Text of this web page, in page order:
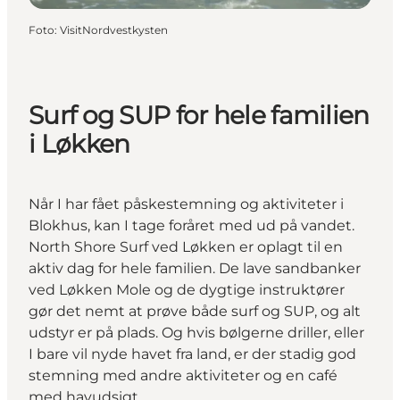
Foto: VisitNordvestkysten
Surf og SUP for hele familien
i Løkken
Når I har fået påskestemning og aktiviteter i
Blokhus, kan I tage foråret med ud på vandet.
North Shore Surf ved Løkken er oplagt til en
aktiv dag for hele familien. De lave sandbanker
ved Løkken Mole og de dygtige instruktører
gør det nemt at prøve både surf og SUP, og alt
udstyr er på plads. Og hvis bølgerne driller, eller
I bare vil nyde havet fra land, er der stadig god
stemning med andre aktiviteter og en café
med havudsigt.